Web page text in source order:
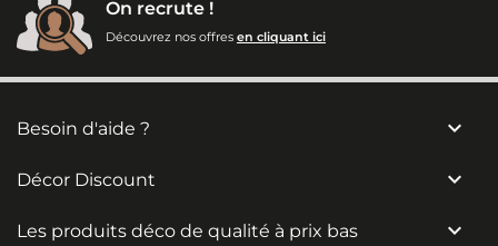
On recrute !
Découvrez nos offres en cliquant ici
Besoin d'aide ? 
Décor Discount 
Les produits déco de qualité à prix bas 